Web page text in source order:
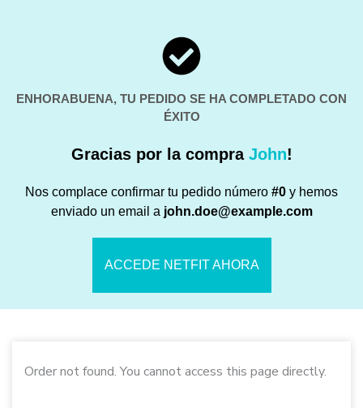
ENHORABUENA, TU PEDIDO SE HA COMPLETADO CON
ÉXITO
Gracias por la compra John!
Nos complace confirmar tu pedido número #0 y hemos
enviado un email a john.doe@example.com
ACCEDE NETFIT AHORA
Order not found. You cannot access this page directly.